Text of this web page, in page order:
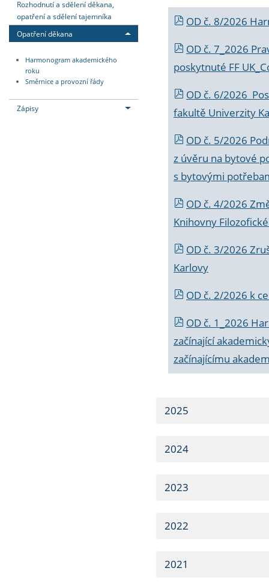
Rozhodnutí a sdělení děkana,
opatření a sdělení tajemníka
Opatření děkana
Harmonogram akademického
roku
Směrnice a provozní řády
Zápisy
OD č. 8/2026
OD č. 7_2026
poskytnuté FF
OD č. 6/2026
fakultě Univerzity
OD č. 5/2026
z úvěru na bytové
s bytovými
OD č. 4/2026
Knihovny
OD č. 3/2026
Karlovy
OD č. 2/2026 k
OD č. 1_2026
začínající
začínajícímu
2025
2024
2023
2022
2021